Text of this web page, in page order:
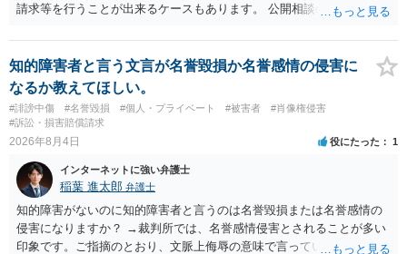
請求等を行うことが出来るケースもあります。 公開相談の場では回答
に個別に相談されると良いでしょう。
知的障害者と言う文言が名誉毀損か名誉感情の侵害に
なるか教えてほしい。
#誹謗中傷 #名誉毀損 #個人・プライベート #被害者
#肖像権侵害
#訴訟・損害賠償請求
2026年8月4日 役にたった 1
インターネットに強い弁護士
稲葉 進太郎 弁護士
知的障害がないのに知的障害者と言うのは名誉毀損または名誉感情の
侵害になりますか？ →裁判所では、名誉感情侵害とされることが多い
印象です。ご指摘のとおり、文脈上侮辱の意味で言っている点も加味